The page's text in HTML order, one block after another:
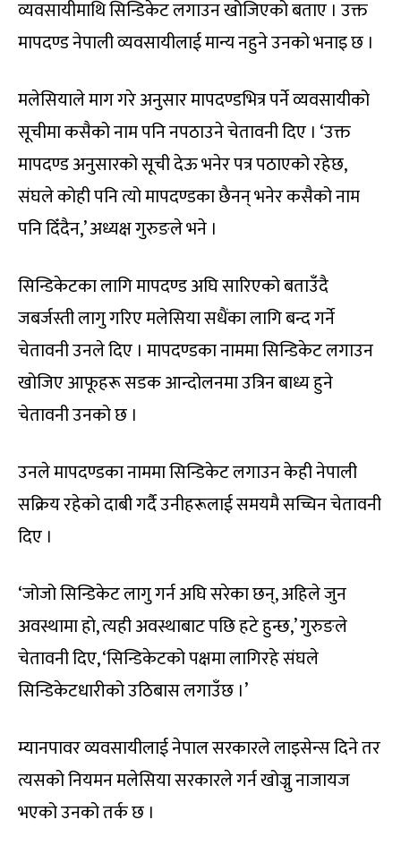
व्यवसायीमाथि सिन्डिकेट लगाउन खोजिएको बताए । उक्त
मापदण्ड नेपाली व्यवसायीलाई मान्य नहुने उनको भनाइ छ ।
मलेसियाले माग गरे अनुसार मापदण्डभित्र पर्ने व्यवसायीको
सूचीमा कसैको नाम पनि नपठाउने चेतावनी दिए । ‘उक्त
मापदण्ड अनुसारको सूची देऊ भनेर पत्र पठाएको रहेछ,
संघले कोही पनि त्यो मापदण्डका छैनन् भनेर कसैको नाम
पनि दिँदैन,’ अध्यक्ष गुरुङले भने ।
सिन्डिकेटका लागि मापदण्ड अघि सारिएको बताउँदै
जबर्जस्ती लागु गरिए मलेसिया सधैंका लागि बन्द गर्ने
चेतावनी उनले दिए । मापदण्डका नाममा सिन्डिकेट लगाउन
खोजिए आफूहरू सडक आन्दोलनमा उत्रिन बाध्य हुने
चेतावनी उनको छ ।
उनले मापदण्डका नाममा सिन्डिकेट लगाउन केही नेपाली
सक्रिय रहेको दाबी गर्दै उनीहरूलाई समयमै सच्चिन चेतावनी
दिए ।
‘जोजो सिन्डिकेट लागु गर्न अघि सरेका छन्, अहिले जुन
अवस्थामा हो, त्यही अवस्थाबाट पछि हटे हुन्छ,’ गुरुङले
चेतावनी दिए, ‘सिन्डिकेटको पक्षमा लागिरहे संघले
सिन्डिकेटधारीको उठिबास लगाउँछ ।’
म्यानपावर व्यवसायीलाई नेपाल सरकारले लाइसेन्स दिने तर
त्यसको नियमन मलेसिया सरकारले गर्न खोज्नु नाजायज
भएको उनको तर्क छ ।